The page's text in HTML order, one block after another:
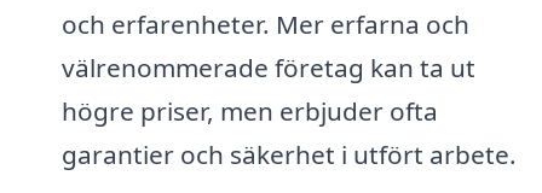
och erfarenheter. Mer erfarna och
välrenommerade företag kan ta ut
högre priser, men erbjuder ofta
garantier och säkerhet i utfört arbete.